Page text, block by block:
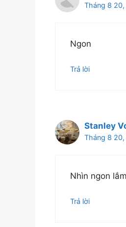
Tháng 8
Ngon
Trả lời
Stanley
Tháng 8
Nhìn ngon
Trả lời